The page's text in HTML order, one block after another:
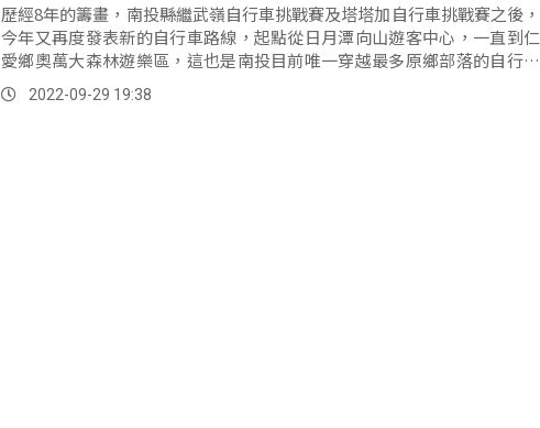
歷經8年的籌畫，南投縣繼武嶺自行車挑戰賽及塔塔加自行車挑戰賽之後，
今年又再度發表新的自行車路線，起點從日月潭向山遊客中心，一直到仁
愛鄉奧萬大森林遊樂區，這也是南投目前唯一穿越最多原鄉部落的自行車
路線，...。
2022-09-29 19:38